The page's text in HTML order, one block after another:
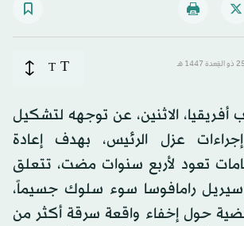
T
T
أفريقيا، الاثنين، عن توجهه لتشكيل
عزل الرئيس، بهدف إعادة
تعود لأربع سنوات مضت، تتعلق
سيريل رامافوسا سوء سلوك جسيماً،
حول إخفاء واقعة سرقة أكثر من